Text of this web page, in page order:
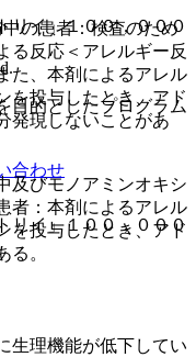
リイ」１００，０００
リイ」１００，０００
の患者：検査のため
る反応＜アレルギー反
た、本剤によるアレル
を投与したとき、アド
発現しないことがあ
びモノアミンオキシ
者：本剤によるアレル
を投与したとき、アド
る。
生理機能が低下してい
目的としたプログラム
合わせ